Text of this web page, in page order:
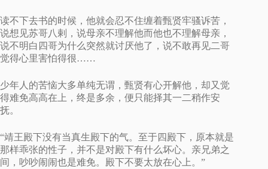
读不下去书的时候，他就会忍不住缠着甄贤牢骚诉苦，
说想见苏哥八剌，说母亲不理解他而他也不理解母亲，
说不明白四哥为什么突然就讨厌他了，说不敢再见二哥
觉得心里害怕得很……
少年人的苦恼大多单纯无谓，甄贤有心开解他，却又觉
得难免高高在上，终是多余，便只能择其一二稍作安
抚。
“靖王殿下没有当真生殿下的气。至于四殿下，原本就是
那样乖张的性子，并不是对殿下有什么坏心。亲兄弟之
间，吵吵闹闹也是难免。殿下不要太放在心上。”